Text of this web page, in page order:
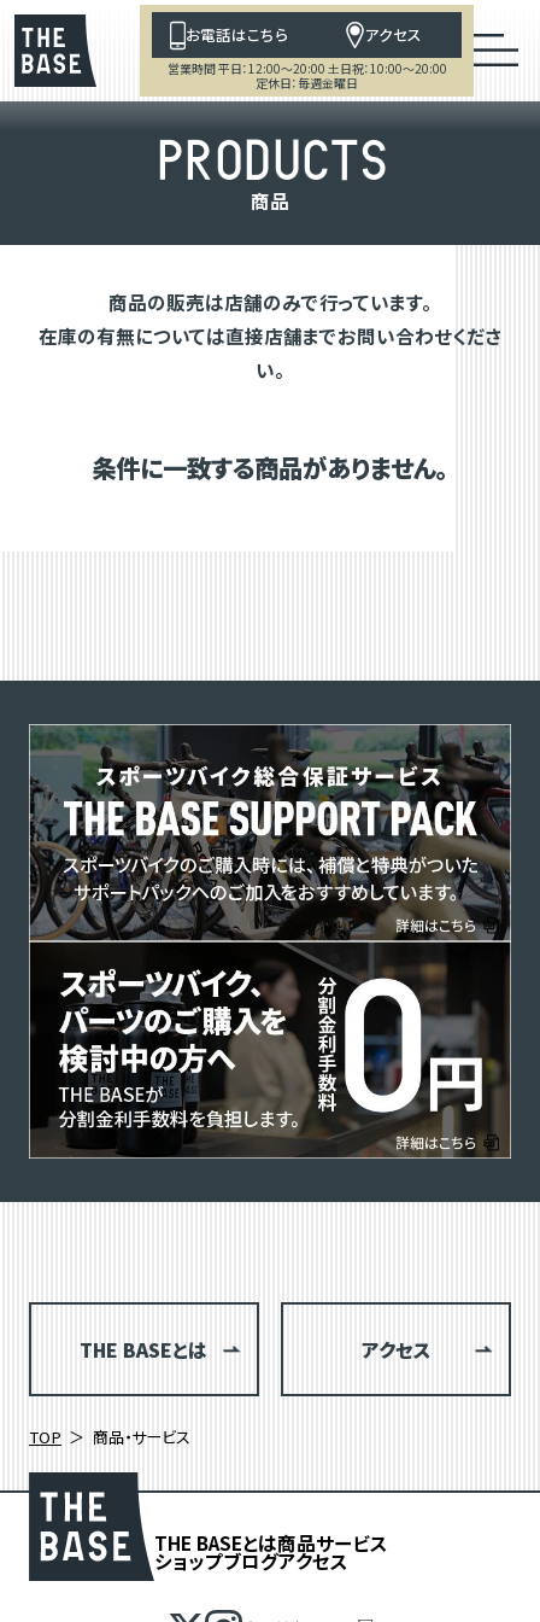
お電話はこちら アクセス
営業時間 平日：12:00～20:00 土日祝：10:00～20:00
定休日：毎週金曜日
PRODUCTS
商品
商品の販売は店舗のみで行っています。
在庫の有無については直接店舗までお問い合わせくださ
い。
条件に一致する商品がありません。
THE BASEとは アクセス
TOP 商品・サービス
THE BASEとは商品サービス
ショップブログアクセス